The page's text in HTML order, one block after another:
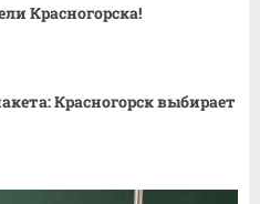
Красногорска!
Красногорск выбирает